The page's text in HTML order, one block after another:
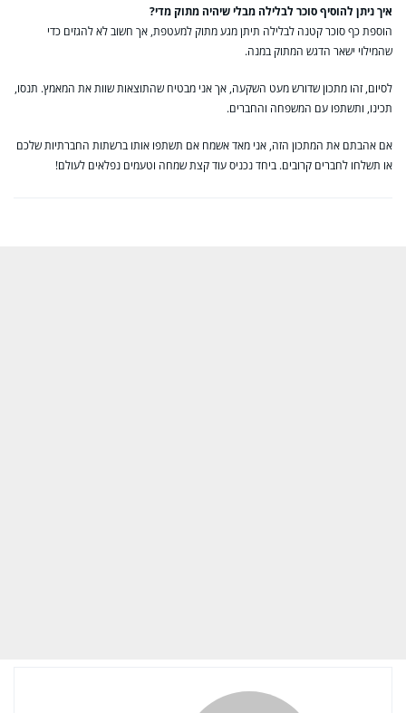
איך ניתן להוסיף סוכר לבלילה מבלי שיהיה מתוק מדי?
הוספת כף סוכר קטנה לבלילה תיתן מגע מתוק למעטפת, אך חשוב לא להגזים כדי
שהמילוי ישאר הדגש המתוק במנה.
לסיום, זהו מתכון שדורש מעט השקעה, אך אני מבטיח שהתוצאות שוות את המאמץ. תנסו,
תכינו, ותשתפו עם המשפחה והחברים.
אם אהבתם את המתכון הזה, אני מאד אשמח אם תשתפו אותו ברשתות החברתיות שלכם
או תשלחו לחברים קרובים. ביחד נכניס עוד קצת שמחה וטעמים נפלאים לעולם!